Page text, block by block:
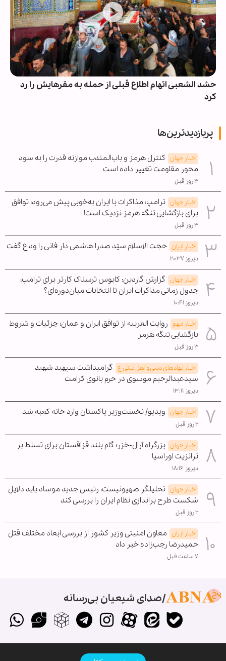
حشد الشعبی اتهام اطلاع قبلی از حمله به مقرهایش را رد
کرد
پربازدیدترین‌ها
اخبار جهان کنترل هرمز و باب‌المندب موازنه قدرت را به سود
محور مقاومت تغییر داده است
۳ روز قبل
اخبار جهان ترامپ: مذاکرات با ایران به‌خوبی پیش می‌رود؛ توافق
برای بازگشایی تنگه هرمز نزدیک است!
۳ روز قبل
اخبار ایران حجت الاسلام سیّد صدرا هاشمی دار فانی را وداع گفت
دیروز ۲۰:۳۷
اخبار جهان گزارش گاردین: کابوس ترسناک کارتر برای ترامپ؛
جدول زمانی مذاکرات ایران تا انتخابات میان‌دوره‌ای؟
دیروز ۱۰:۴۱
اخبار مهم روایت العربیه از توافق ایران و عمان؛ جزئیات و شروط
بازگشایی تنگه هرمز
۳ روز قبل
اخبار نهادهای دینی و اهل بیتی ع گرامیداشت سپهبد شهید
سیدعبدالرحیم موسوی در حرم بانوی کرامت
دیروز ۱۳:۱۱
اخبار جهان ویدیو/ نخست‌وزیر پاکستان وارد خانه کعبه شد
۲ روز قبل
اخبار جهان بزرگراه آرال-خزر؛ گام بلند قزاقستان برای تسلط بر
ترانزیت اوراسیا
دیروز ۱۸:۱۶
اخبار جهان تحلیلگر صهیونیست: رئیس جدید موساد باید دلایل
شکست طرح براندازی نظام ایران را بررسی کند
۲ روز قبل
اخبار ایران معاون امنیتی وزیر کشور از بررسی ابعاد مختلف قتل
حمیدرضا رجب‌زاده خبر داد
۷ ساعت قبل
صدای شیعیان بی‌رسانه